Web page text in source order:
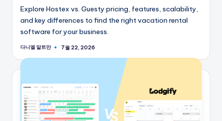
Explore Hostex vs. Guesty pricing, features, scalability,
and key differences to find the right vacation rental
software for your business.
게
자
다니엘 알트만 7월 22, 2026